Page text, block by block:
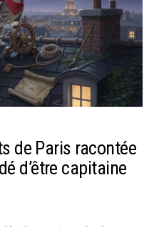
de Paris racontée
d’être capitaine